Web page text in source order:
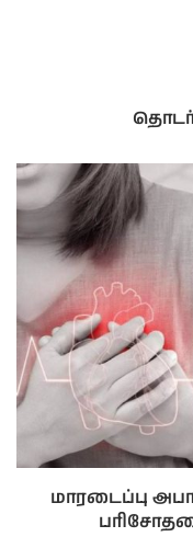
மாரடைப்பு